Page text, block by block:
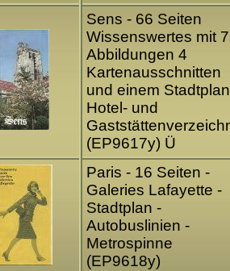
Sens - 66 Seiten
Wissenswertes mit 7
Abbildungen 4
Kartenausschnitten
und einem
Hotel- und
(EP9617y) Ü
Paris - 16 Seiten -
Galeries Lafayette -
Stadtplan -
Autobuslinien -
Metrospinne
(EP9618y)